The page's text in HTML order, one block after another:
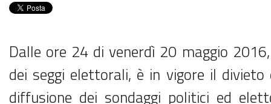
Dalle ore 24 di venerdì 20 maggio
dei seggi elettorali, è in vigore il divieto
diffusione dei sondaggi politici ed